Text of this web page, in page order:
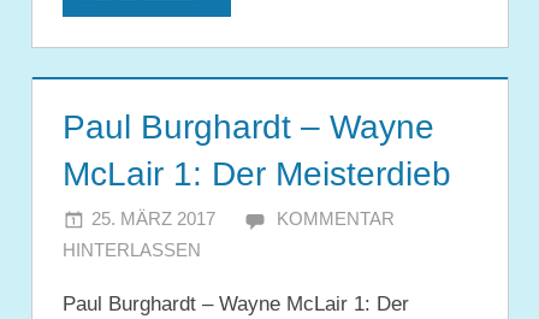
Paul Burghardt – Wayne
McLair 1: Der Meisterdieb
25. MÄRZ 2017 JULIA
KOMMENTAR
HINTERLASSEN
Paul Burghardt – Wayne McLair 1: Der